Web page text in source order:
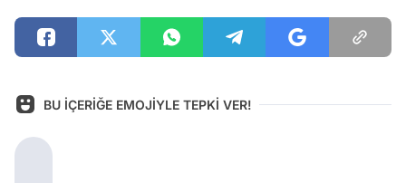
BU İÇERİĞE EMOJİYLE TEPKİ VER!